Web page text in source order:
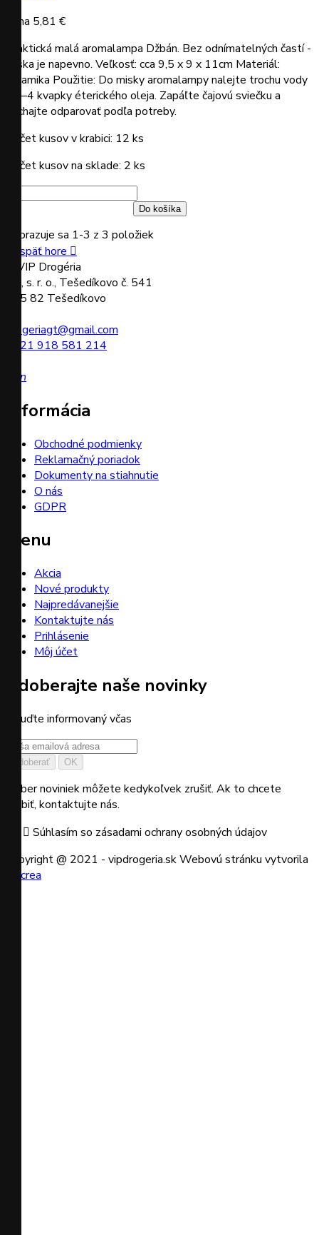
Cena 5,81 €
Praktická malá aromalampa Džbán. Bez odnímatelných častí -
miska je napevno. Veľkosť: cca 9,5 x 9 x 11cm Materiál:
keramika Použitie: Do misky aromalampy nalejte trochu vody
a 2–4 kvapky éterického oleja. Zapáľte čajovú sviečku a
nechajte odparovať podľa potreby.
Počet kusov v krabici: 12 ks
Počet kusov na sklade: 2 ks
Do košíka
Zobrazuje sa 1-3 z 3 položiek
Naspäť hore 
GT, s. r. o., Tešedíkovo č. 541
925 82 Tešedíkovo
drogeriagt@gmail.com
+421 918 581 214
icon
Informácia
Obchodné podmienky
Reklamačný poriadok
Dokumenty na stiahnutie
O nás
GDPR
Menu
Akcia
Nové produkty
Najpredávanejšie
Kontaktujte nás
Prihlásenie
Môj účet
Odoberajte naše novinky
a buďte informovaný včas
Odber noviniek môžete kedykoľvek zrušiť. Ak to chcete
urobiť, kontaktujte nás.
 Súhlasím so zásadami ochrany osobných údajov
Copyright @ 2021 - vipdrogeria.skWebovú stránku vytvorila
be.crea